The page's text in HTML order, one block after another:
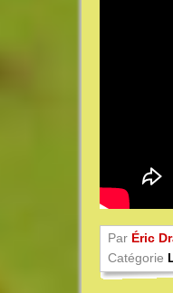
Par Éric
Catégorie